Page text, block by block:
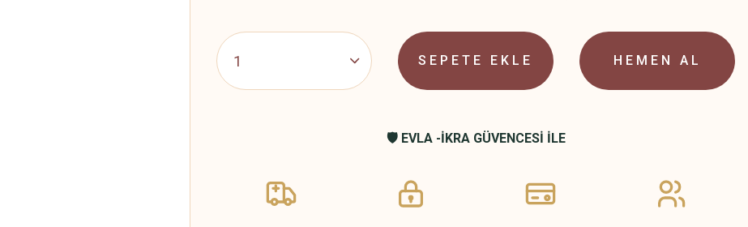
SEPETE EKLE HEMEN AL
🛡️ EVLA -İKRA GÜVENCESİ İLE